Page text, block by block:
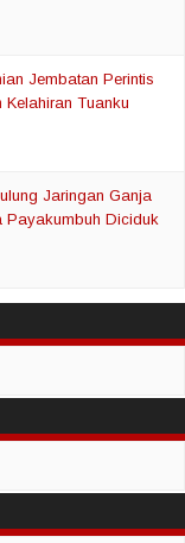
Jembatan Perintis
Tuanku
Jaringan Ganja
Payakumbuh Diciduk